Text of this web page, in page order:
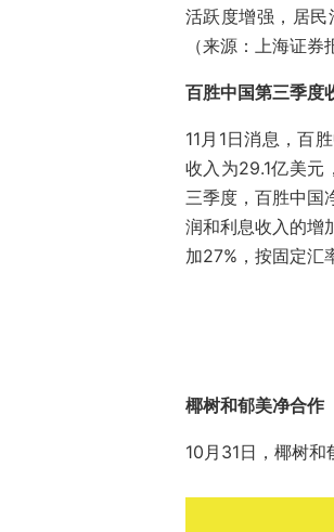
活跃度增强，居民
（来源：上海证券
百胜中国第三季度
11月1日消息，百
收入为29.1亿美元
三季度，百胜中国
润和利息收入的增
加27%，按固定汇
椰树和郁美净合作
10月31日，椰树和